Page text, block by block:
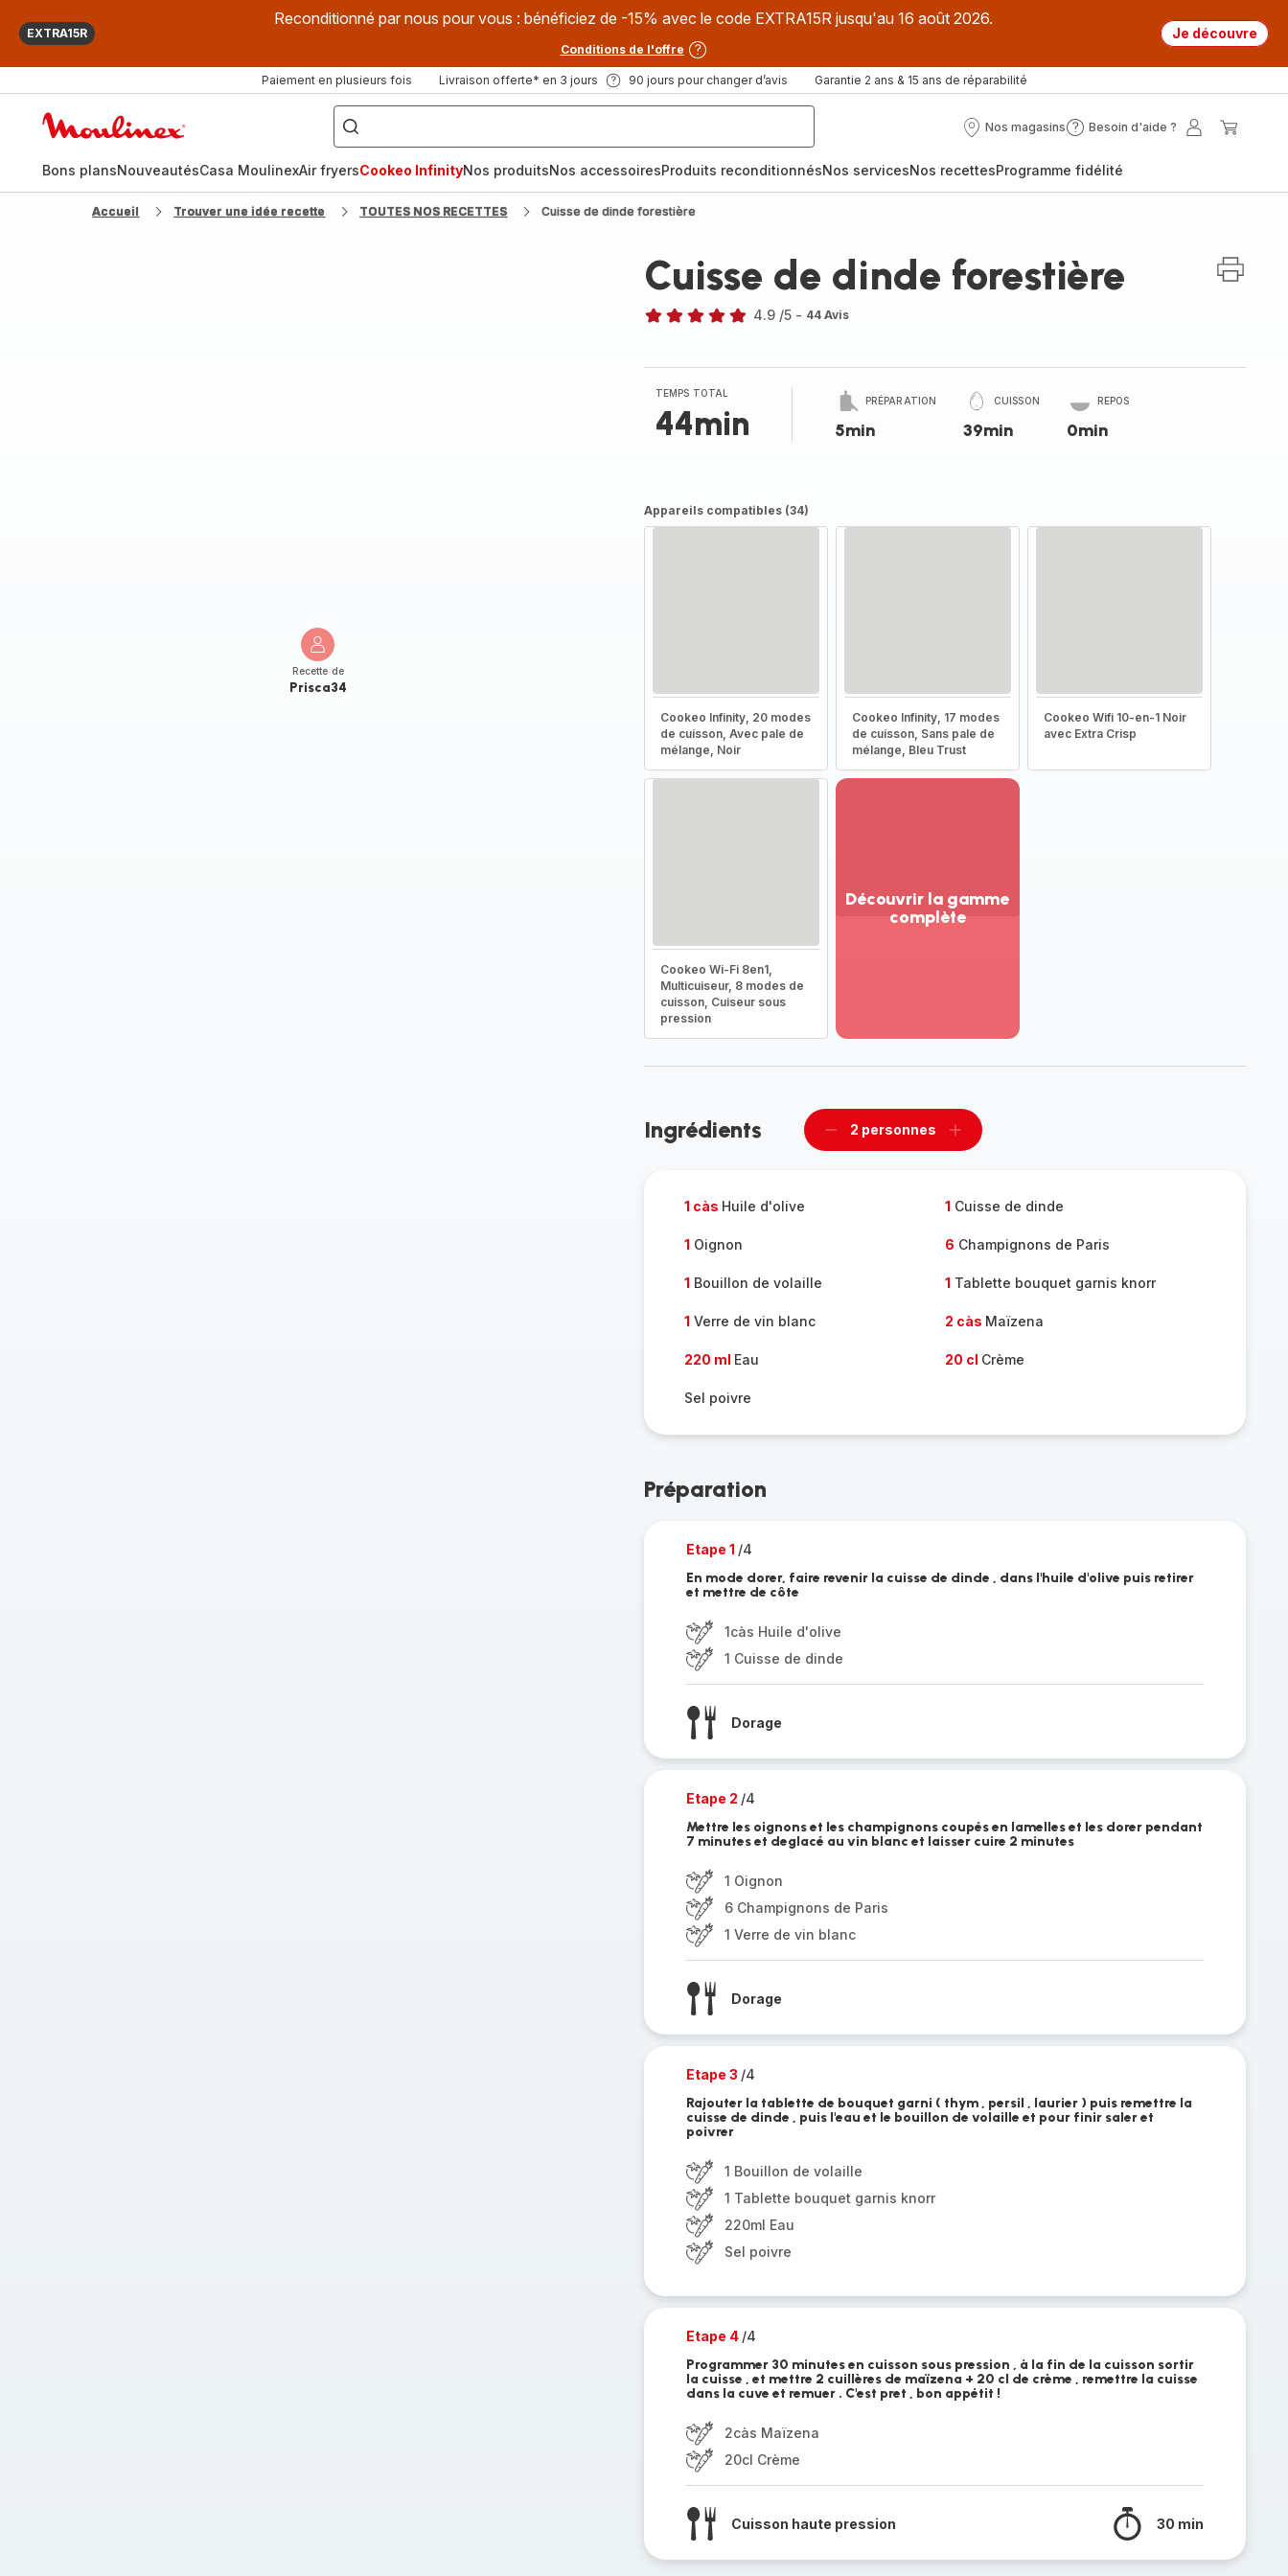
EXTRA15R
Reconditionné par nous pour vous : bénéficiez de -15% avec le code EXTRA15R jusqu'au 16 août 2026.
Conditions de l'offre
Je découvre
Paiement en plusieurs fois Livraison offerte* en 3 jours 90 jours pour changer d’avis Garantie 2 ans & 15 ans de réparabilité
["Que
recherchez-
vous
?",
fryer",
"Companion"]
Nos magasins
Nos
Besoin d'aide ?
Besoin
?
Mon
Bons plansNouveautésCasa MoulinexAir fryersCookeo InfinityNos produitsNos accessoiresProduits reconditionnésNos servicesNos recettesProgramme fidélité
Accueil Trouver une idée recette TOUTES NOS RECETTES Cuisse de dinde forestière
Recette de
Prisca34
Cuisse de dinde forestière
4.9 /5 - 44 Avis
TEMPS TOTAL
44min
PRÉPARATION
5min
CUISSON
39min
REPOS
0min
Appareils compatibles (34)
Cookeo Infinity, 20 modes
de cuisson, Avec pale de
mélange, Noir
Cookeo Infinity, 17 modes
de cuisson, Sans pale de
mélange, Bleu Trust
Cookeo Wifi 10-en-1 Noir
avec Extra Crisp
Cookeo Wi-Fi 8en1,
Multicuiseur, 8 modes de
cuisson, Cuiseur sous
pression
Découvrir la gamme
complète
-
Ingrédients
Supprimer
2 personnes
Ajouter
1 càs Huile d'olive 1 Cuisse de dinde
1 Oignon 6 Champignons de Paris
1 Bouillon de volaille 1 Tablette bouquet garnis knorr
1 Verre de vin blanc 2 càs Maïzena
220 ml Eau 20 cl Crème
Sel poivre
Préparation
Etape 1 /4
En mode dorer, faire revenir la cuisse de dinde , dans l'huile d'olive puis retirer
et mettre de côte
1càs Huile d'olive
1 Cuisse de dinde
Dorage
Etape 2 /4
Mettre les oignons et les champignons coupés en lamelles et les dorer pendant
7 minutes et deglacé au vin blanc et laisser cuire 2 minutes
1 Oignon
6 Champignons de Paris
1 Verre de vin blanc
Dorage
Etape 3 /4
Rajouter la tablette de bouquet garni ( thym , persil , laurier ) puis remettre la
cuisse de dinde , puis l'eau et le bouillon de volaille et pour finir saler et
poivrer
1 Bouillon de volaille
1 Tablette bouquet garnis knorr
220ml Eau
Sel poivre
Etape 4 /4
Programmer 30 minutes en cuisson sous pression , à la fin de la cuisson sortir
la cuisse , et mettre 2 cuillères de maïzena + 20 cl de crème , remettre la cuisse
dans la cuve et remuer . C'est pret , bon appétit !
2càs Maïzena
20cl Crème
Cuisson haute pression 30 min